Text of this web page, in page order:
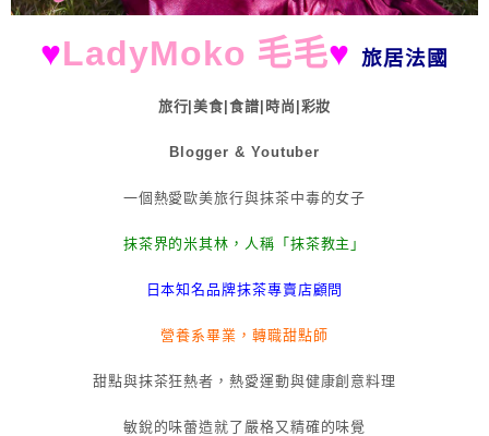
♥LadyMoko 毛毛♥ 旅居法國
旅行|美食|食譜|時尚|彩妝
Blogger & Youtuber
一個熱愛歐美旅行與抹茶中毒的女子
抹茶界的米其林，人稱「抹茶教主」
日本知名品牌抹茶專賣店顧問
營養系畢業，轉職甜點師
甜點與抹茶狂熱者，熱愛運動與健康創意料理
敏銳的味蕾造就了嚴格又精確的味覺